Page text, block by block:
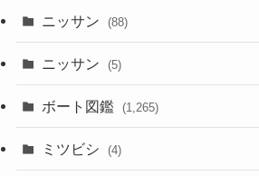
ニッサン (88)
ニッサン (5)
ボート図鑑 (1,265)
ミツビシ (4)